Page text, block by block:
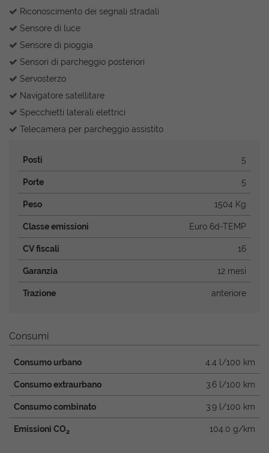
Riconoscimento dei segnali stradali
Sensore di luce
Sensore di pioggia
Sensori di parcheggio posteriori
Servosterzo
Navigatore satellitare
Specchietti laterali elettrici
Telecamera per parcheggio assistito
Posti 5
Porte 5
Peso 1504 Kg
Classe emissioni Euro 6d-TEMP
CV fiscali 16
Garanzia 12 mesi
Trazione anteriore
Consumi
Consumo urbano 4.4 l/100 km
Consumo extraurbano 3.6 l/100 km
Consumo combinato 3.9 l/100 km
Emissioni CO2 104.0 g/km